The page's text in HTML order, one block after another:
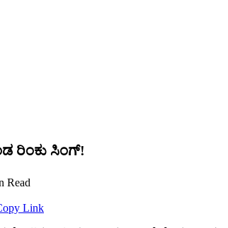
ರಿಂಕು ಸಿಂಗ್‌!
Read
Link